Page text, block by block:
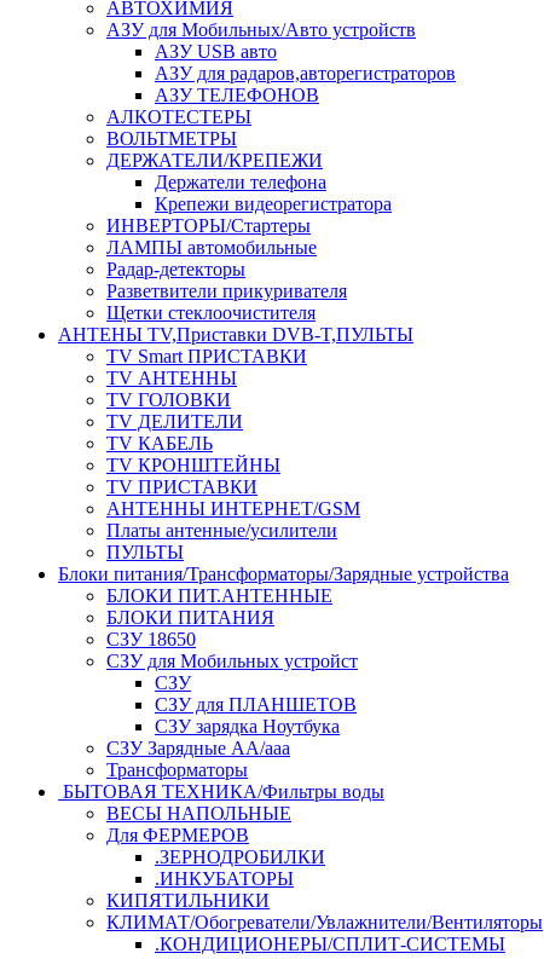
АВТОХИМИЯ
АЗУ для Мобильных/Авто устройств
АЗУ USB авто
АЗУ для радаров,авторегистраторов
АЗУ ТЕЛЕФОНОВ
АЛКОТЕСТЕРЫ
ВОЛЬТМЕТРЫ
ДЕРЖАТЕЛИ/КРЕПЕЖИ
Держатели телефона
Крепежи видеорегистратора
ИНВЕРТОРЫ/Стартеры
ЛАМПЫ автомобильные
Радар-детекторы
Разветвители прикуривателя
Щетки стеклоочистителя
АНТЕНЫ ТV,Приставки DVB-T,ПУЛЬТЫ
TV Smart ПРИСТАВКИ
TV АНТЕННЫ
TV ГОЛОВКИ
TV ДЕЛИТЕЛИ
TV КАБЕЛЬ
TV КРОНШТЕЙНЫ
TV ПРИСТАВКИ
АНТЕННЫ ИНТЕРНЕТ/GSM
Платы антенные/усилители
ПУЛЬТЫ
Блоки питания/Трансформаторы/Зарядные устройства
БЛОКИ ПИТ.АНТЕННЫЕ
БЛОКИ ПИТАНИЯ
СЗУ 18650
СЗУ для Мобильных устройст
СЗУ
СЗУ для ПЛАНШЕТОВ
СЗУ зарядка Ноутбука
СЗУ Зарядные АА/ааа
Трансформаторы
БЫТОВАЯ ТЕХНИКА/Фильтры воды
ВЕСЫ НАПОЛЬНЫЕ
Для ФЕРМЕРОВ
.ЗЕРНОДРОБИЛКИ
.ИНКУБАТОРЫ
КИПЯТИЛЬНИКИ
КЛИМАТ/Обогреватели/Увлажнители/Вентиляторы
.КОНДИЦИОНЕРЫ/СПЛИТ-СИСТЕМЫ